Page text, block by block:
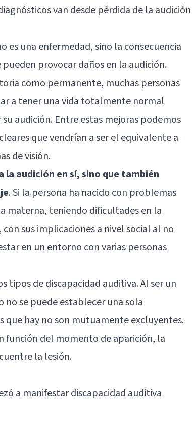
van desde pérdida de la audición
es una enfermedad, sino la consecuencia
provocar daños en la audición.
como permanente, muchas personas
a tener una vida totalmente normal
audición. Entre estas mejoras podemos
que vendrían a ser el equivalente a
de visión.
audición en sí, sino que también
. Si la persona ha nacido con problemas
materna, teniendo dificultades en la
sus implicaciones a nivel social al no
en un entorno con varias personas
tipos de discapacidad auditiva. Al ser un
se puede establecer una sola
que hay no son mutuamente excluyentes.
función del momento de aparición, la
la lesión.
a manifestar discapacidad auditiva